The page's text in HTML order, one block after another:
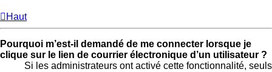
Haut
Pourquoi m’est-il demandé de me connecter lorsque je
clique sur le lien de courrier électronique d’un utilisateur ?
Si les administrateurs ont activé cette fonctionnalité, seuls